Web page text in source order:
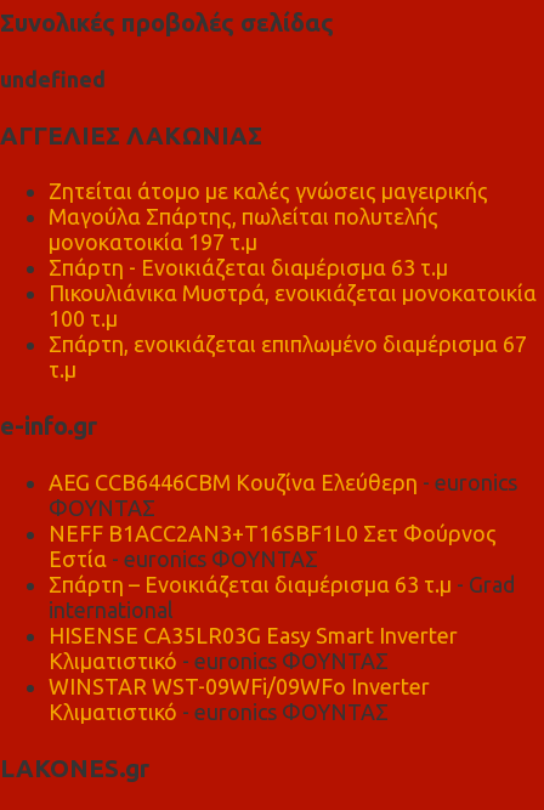
Συνολικές προβολές σελίδας
undefned
ΑΓΓΕΛΙΕΣ ΛΑΚΩΝΙΑΣ
Ζητείται άτομο με καλές γνώσεις μαγειρικής
Μαγούλα Σπάρτης, πωλείται πολυτελής
μονοκατοικία 197 τ.μ
Σπάρτη - Ενοικιάζεται διαμέρισμα 63 τ.μ
Πικουλιάνικα Μυστρά, ενοικιάζεται μονοκατοικία
100 τ.μ
Σπάρτη, ενοικιάζεται επιπλωμένο διαμέρισμα 67
τ.μ
e-info.gr
AEG CCB6446CBM Κουζίνα Ελεύθερη - euronics
ΦΟΥΝΤΑΣ
NEFF B1ACC2AN3+T16SBF1L0 Σετ Φούρνος
Εστία - euronics ΦΟΥΝΤΑΣ
Σπάρτη – Ενοικιάζεται διαμέρισμα 63 τ.μ - Grad
international
HISENSE CA35LR03G Easy Smart Inverter
Κλιματιστικό - euronics ΦΟΥΝΤΑΣ
WINSTAR WST-09WFi/09WFo Inverter
Κλιματιστικό - euronics ΦΟΥΝΤΑΣ
LAKONES.gr